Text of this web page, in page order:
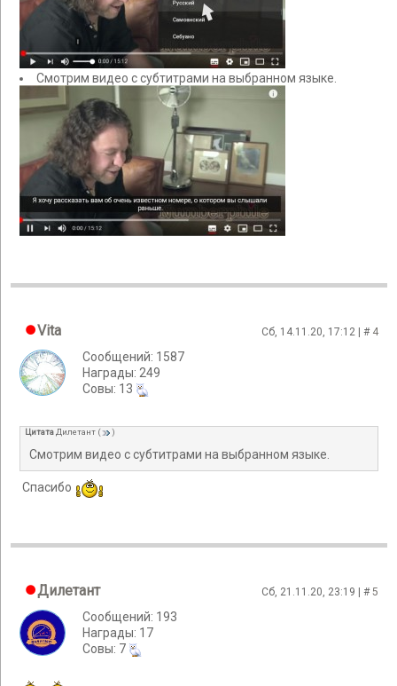
Смотрим видео с субтитрами на выбранном языке.
Vita Сб, 14.11.20, 17:12 | # 4
Сообщений: 1587
Награды: 249
Cовы: 13
ЦитатаДилетант ( )
Смотрим видео с субтитрами на выбранном языке.
Спасибо
Дилетант Сб, 21.11.20, 23:19 | #5
Сообщений: 193
Награды: 17
Cовы: 7